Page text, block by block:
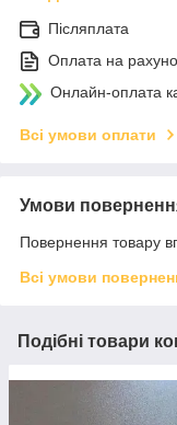
Післяплата
Оплата на
Онлайн-оплата
Всі умови оплати
Умови
Повернення товару
Всі умови
Подібні товари